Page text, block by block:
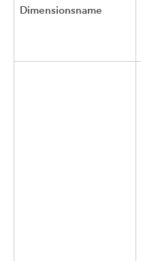
Dimensionsname